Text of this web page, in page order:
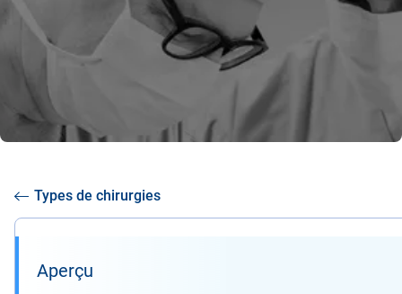
Types de chirurgies
Aperçu